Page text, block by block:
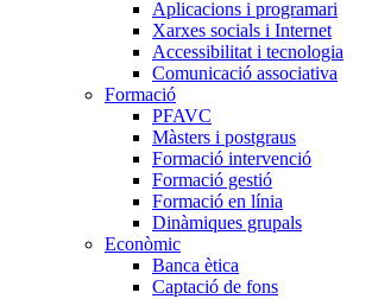
Aplicacions i programari
Xarxes socials i Internet
Accessibilitat i tecnologia
Comunicació associativa
Formació
PFAVC
Màsters i postgraus
Formació intervenció
Formació gestió
Formació en línia
Dinàmiques grupals
Econòmic
Banca ètica
Captació de fons